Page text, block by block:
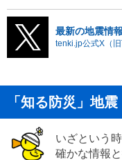
最新の地震情
tenki.jp公式X（旧
「知る防災」地震
いざという
確かな情報